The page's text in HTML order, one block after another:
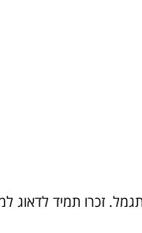
זכרו תמיד לדאוג